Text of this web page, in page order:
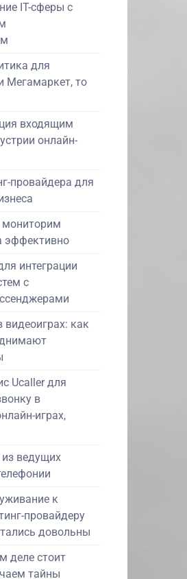
IT-сферы с
для
Мегамаркет, то
входящим
онлайн-
провайдера для
мониторим
эффективно
интеграции
с
как
Ucaller для
в
играх,
ведущих
к
провайдеру
довольны
деле стоит
тайны